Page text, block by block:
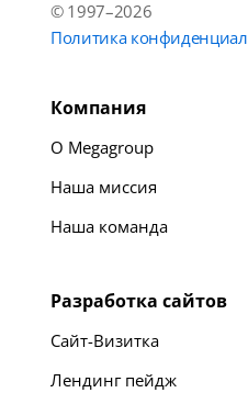
© 1997–2026
Политика
Компания
О Megagroup
Наша миссия
Наша команда
Разработка сайтов
Сайт-Визитка
Лендинг пейдж